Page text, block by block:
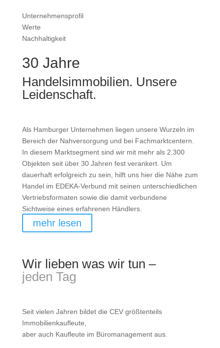
Unternehmensprofil
Werte
Nachhaltigkeit
30 Jahre
Handelsimmobilien. Unsere
Leidenschaft.
Als Hamburger Unternehmen liegen unsere Wurzeln im
Bereich der Nahversorgung und bei Fachmarktcentern.
In diesem Marktsegment sind wir mit mehr als 2.300
Objekten seit über 30 Jahren fest verankert. Um
dauerhaft erfolgreich zu sein, hilft uns hier die Nähe zum
Handel im EDEKA-Verbund mit seinen unterschiedlichen
Vertriebsformaten sowie die damit verbundene
Sichtweise eines erfahrenen Händlers.
mehr lesen
Wir lieben was wir tun –
jeden Tag
Seit vielen Jahren bildet die CEV größtenteils
Immobilienkaufleute,
aber auch Kaufleute im Büromanagement aus.